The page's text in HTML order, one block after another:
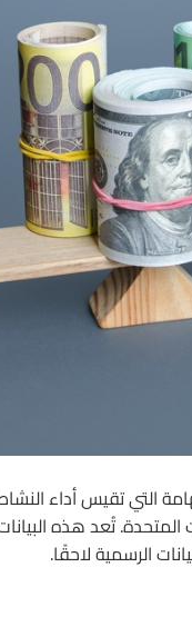
التي تقيس أداء
المتحدة. تُعد هذه
الرسمية لاحقًا.